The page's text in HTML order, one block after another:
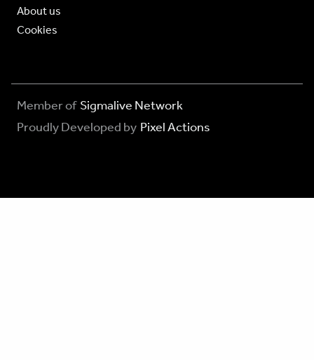
About us
Cookies
Member of Sigmalive Network
Proudly Developed by Pixel Actions